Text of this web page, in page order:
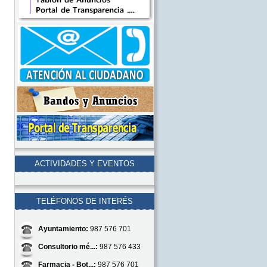
ACTIVIDADES Y EVENTOS
TELÉFONOS DE INTERÉS
Ayuntamiento: 987 576 701
Consultorio mé...: 987 576 433
Farmacia - Bot...: 987 576 701